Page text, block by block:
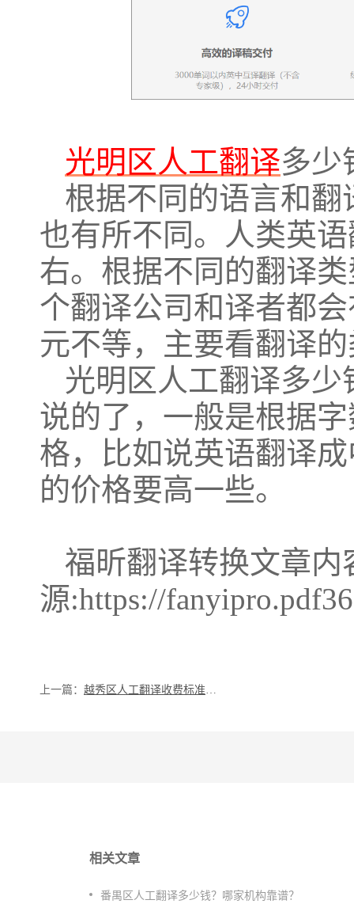
光明区人工翻译多少
根据不同的语言和翻
也有所不同。人类英
右。根据不同的翻译
个翻译公司和译者都
元不等，主要看翻译
光明区人工翻译多
说的了，一般是根据
格，比如说英语翻译
的价格要高一些。
福昕翻译转换文章内
源:https://
上一篇： 越秀区人工翻译收费标准是什么？文档翻译有哪些注意事项？
相关文章
番禺区人工翻译多少钱？哪家机构靠谱？